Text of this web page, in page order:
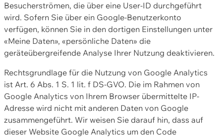
Besucherströmen, die über eine User-ID durchgeführt
wird. Sofern Sie über ein Google-Benutzerkonto
verfügen, können Sie in den dortigen Einstellungen unter
«Meine Daten», «persönliche Daten» die
geräteübergreifende Analyse Ihrer Nutzung deaktivieren.
Rechtsgrundlage für die Nutzung von Google Analytics
ist Art. 6 Abs. 1 S. 1 lit. f DS-GVO. Die im Rahmen von
Google Analytics von Ihrem Browser übermittelte IP-
Adresse wird nicht mit anderen Daten von Google
zusammengeführt. Wir weisen Sie darauf hin, dass auf
dieser Website Google Analytics um den Code